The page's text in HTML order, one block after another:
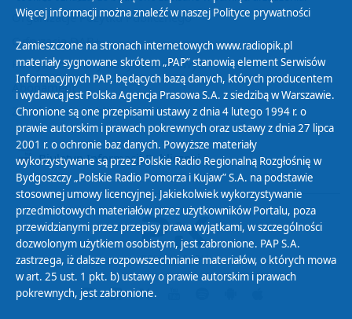
Organizacje Pożytku Publicznego
Cyfryzacja DAB+
Polityka ochrony danych osobowych
Abonament
Zamówienia publiczne
Biuletyn Informacji Publicznej
Więcej informacji można znaleźć w naszej Polityce prywatności
Zamieszczone na stronach internetowych www.radiopik.pl
materiały sygnowane skrótem „PAP” stanowią element Serwisów
Informacyjnych PAP, będących bazą danych, których producentem
i wydawcą jest Polska Agencja Prasowa S.A. z siedzibą w Warszawie.
Chronione są one przepisami ustawy z dnia 4 lutego 1994 r. o
prawie autorskim i prawach pokrewnych oraz ustawy z dnia 27 lipca
2001 r. o ochronie baz danych. Powyższe materiały
wykorzystywane są przez Polskie Radio Regionalną Rozgłośnię w
Bydgoszczy „Polskie Radio Pomorza i Kujaw” S.A. na podstawie
stosownej umowy licencyjnej. Jakiekolwiek wykorzystywanie
przedmiotowych materiałów przez użytkowników Portalu, poza
przewidzianymi przez przepisy prawa wyjątkami, w szczególności
dozwolonym użytkiem osobistym, jest zabronione. PAP S.A.
zastrzega, iż dalsze rozpowszechnianie materiałów, o których mowa
w art. 25 ust. 1 pkt. b) ustawy o prawie autorskim i prawach
pokrewnych, jest zabronione.